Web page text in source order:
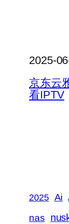
2025-
京东云
看IPTV
2025 Ai
nas